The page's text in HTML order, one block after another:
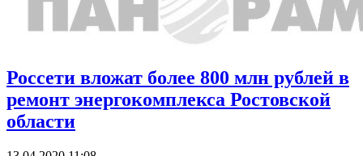
Россети вложат более 800 млн рублей в
ремонт энергокомплекса Ростовской
области